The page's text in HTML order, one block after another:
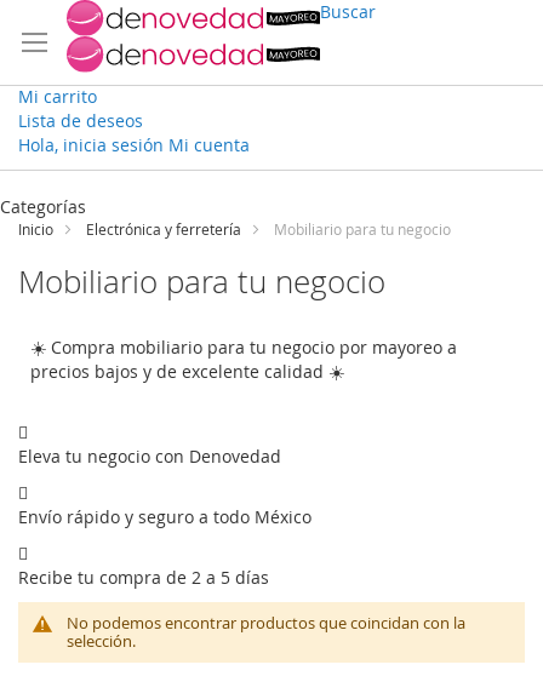
Buscar
Mi carrito
Lista de deseos
Hola, inicia sesión Mi cuenta
Ir
contenido
Categorías
Inicio Electrónica y ferretería Mobiliario para tu negocio
Mobiliario para tu negocio
☀️ Compra mobiliario para tu negocio por mayoreo a
precios bajos y de excelente calidad ☀️
Eleva tu negocio con Denovedad
Envío rápido y seguro a todo México
Recibe tu compra de 2 a 5 días
No podemos encontrar productos que coincidan con la
selección.